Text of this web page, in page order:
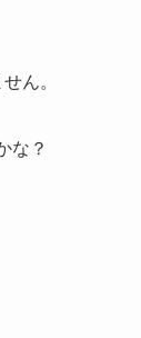
ん。
な？